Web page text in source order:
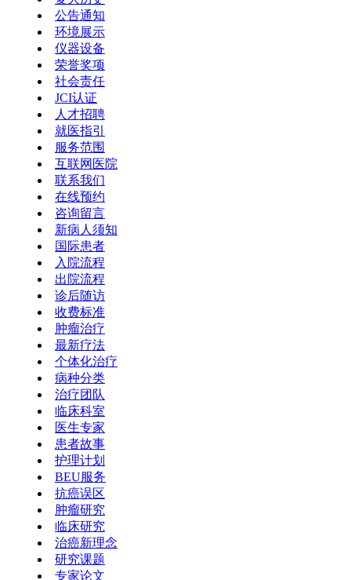
公告通知
环境展示
仪器设备
荣誉奖项
社会责任
JCI认证
人才招聘
就医指引
服务范围
互联网医院
联系我们
在线预约
咨询留言
新病人须知
国际患者
入院流程
出院流程
诊后随访
收费标准
肿瘤治疗
最新疗法
个体化治疗
病种分类
治疗团队
临床科室
医生专家
患者故事
护理计划
BEU服务
抗癌误区
肿瘤研究
临床研究
治癌新理念
研究课题
专家论文